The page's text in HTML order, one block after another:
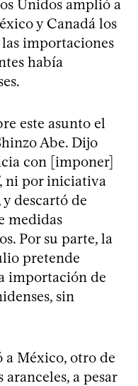
Unidos amplió a
y Canadá los
las importaciones
había
este asunto el
Abe. Dijo
con [imponer]
ni por iniciativa
descartó de
medidas
Por su parte, la
pretende
importación de
sin
México, otro de
aranceles, a pesar